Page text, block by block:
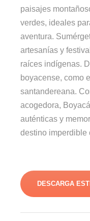
paisajes
verdes, ideales
aventura.
artesanías y
raíces indígenas.
boyacense, como
santandereana.
acogedora,
auténticas y
destino imperdible
DESCARGA